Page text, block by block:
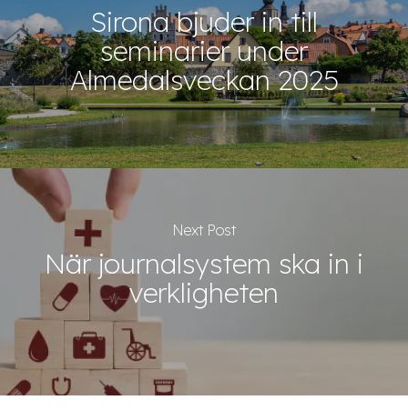
Sirona bjuder in till
seminarier under
Almedalsveckan 2025
Next Post
När journalsystem ska in i
verkligheten